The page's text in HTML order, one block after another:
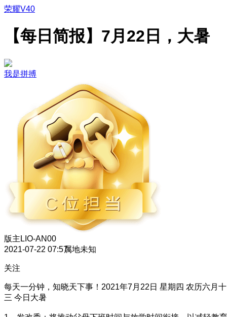
荣耀V40
【每日简报】7月22日，大暑
我是拼搏
版主 LIO-AN00
2021-07-22 07:57属地未知
关注
每天一分钟，知晓天下事！2021年7月22日 星期四 农历六月十
三 今日大暑